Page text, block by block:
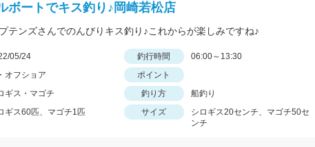
ボートでキス釣り♪岡崎若松店
テンズさんでのんびりキス釣り♪これからが楽しみですね♪
05/24 釣行時間
06:00～13:30
オフショア
ポイント
ギス・マゴチ 釣り方
船釣り
ギス60匹、マゴチ1匹 サイズ
シロギス20センチ、マゴチ50セ
ンチ